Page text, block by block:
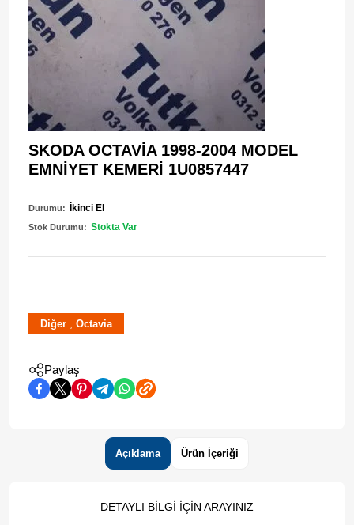
SKODA OCTAVİA 1998-2004 MODEL
EMNİYET KEMERİ 1U0857447
Durumu: İkinci El
Stok Durumu: Stokta Var
Diğer , Octavia
Paylaş
Açıklama Ürün İçeriği
DETAYLI BİLGİ İÇİN ARAYINIZ